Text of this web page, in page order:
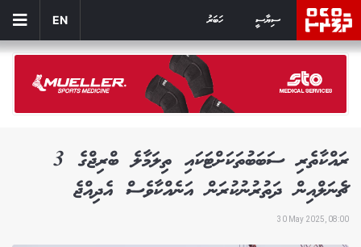
ސިޔާސީ ހަބަރު EN
ރައްކާތެރި ސަބަބުތަކަށްޓަކައި ތިލަމާލެ ބްރިޖްގެ 3
ޗެނަލްއިން ދަތުރުނުކުރަން އަނެއްކާވެސް އެދިއްޖެ
30 May 2025, 08:00